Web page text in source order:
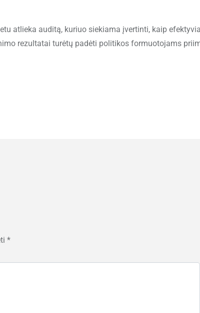
atlieka auditą, kuriuo siekiama įvertinti, kaip
rezultatai turėtų padėti politikos formuotojams
*